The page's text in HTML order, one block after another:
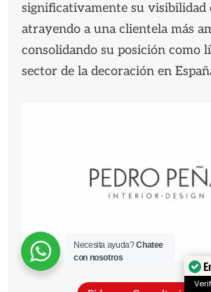
significativamente su visibilidad
atrayendo a una clientela más
consolidando su posición como
sector de la decoración en
Necesita ayuda?Chatee
con nosotros